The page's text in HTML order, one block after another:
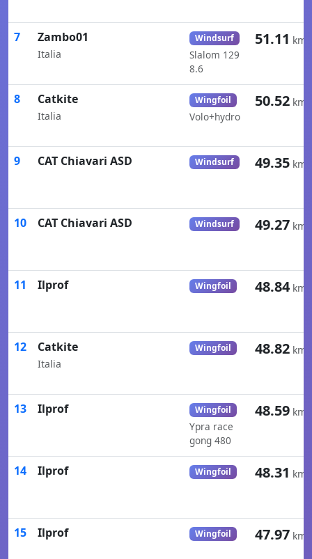
7 Zambo01
Italia
Windsurf
Slalom 129
8.6
51.11
8 Catkite
Italia
Wingfoil
Volo+hydro
50.52
9 CAT Chiavari ASD Windsurf 49.35
10 CAT Chiavari ASD Windsurf 49.27
11 Ilprof Wingfoil 48.84
12 Catkite
Italia
Wingfoil 48.82
13 Ilprof Wingfoil
Ypra race
gong 480
48.59
14 Ilprof Wingfoil 48.31
15 Ilprof Wingfoil 47.97